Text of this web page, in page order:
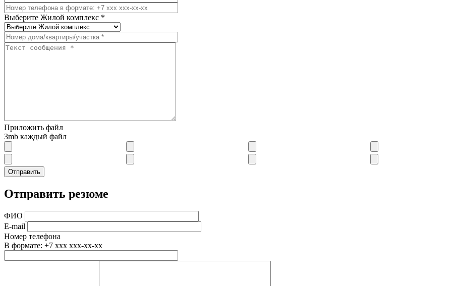
Выберите Жилой комплекс *
Приложить файл
3mb каждый файл
Отправить резюме
ФИО
E-mail
Номер телефона
В формате: +7 xxx xxx-xx-xx